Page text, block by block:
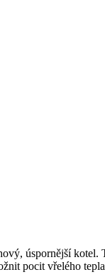
úspornější kotel.
pocit vřelého